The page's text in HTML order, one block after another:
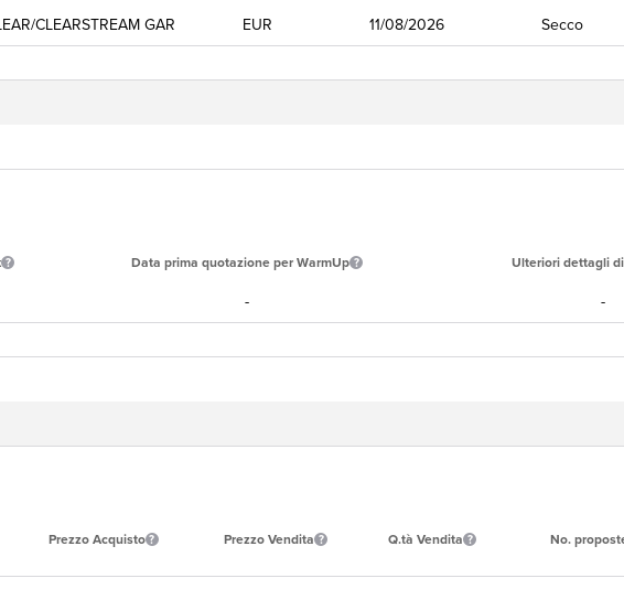
CLEARSTREAM GAR EUR 11/08/2026 Secco
Data prima quotazione per WarmUp Ulteriori dettagli
- -
Prezzo Acquisto Prezzo Vendita Q.tà Vendita No.